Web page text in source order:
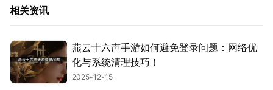
相关资讯
燕云十六声手游如何避免登录问题：网络优
化与系统清理技巧！
2025-12-15